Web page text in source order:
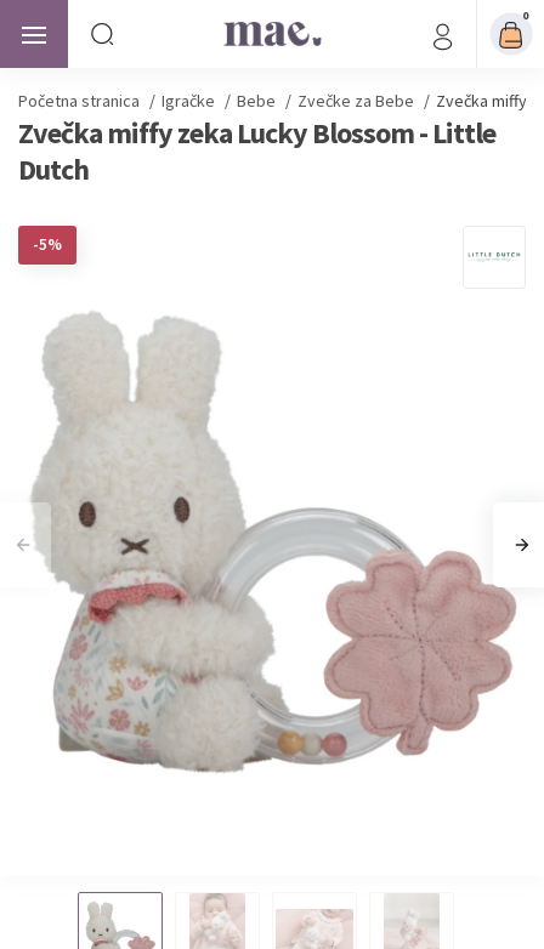
0
Početna stranica / Igračke / Bebe / Zvečke za Bebe / Zvečka miffy
Zvečka miffy zeka Lucky Blossom - Little
Dutch
-5%